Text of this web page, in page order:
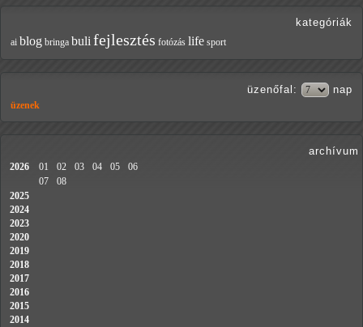
kategóriák
ai blog bringa buli fejlesztés fotózás life sport
üzenőfal : nap
üzenek
archívum
2026 01 02 03 04 05
06
07
08
2025
2024
2023
2020
2019
2018
2017
2016
2015
2014